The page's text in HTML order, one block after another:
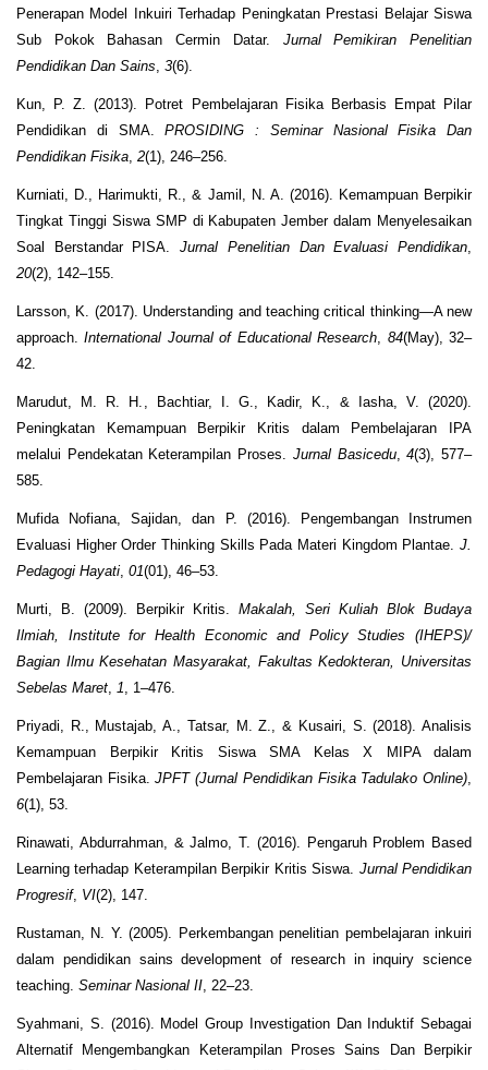
Penerapan Model Inkuiri Terhadap Peningkatan Prestasi Belajar Siswa
Sub Pokok Bahasan Cermin Datar. Jurnal Pemikiran Penelitian
Pendidikan Dan Sains, 3(6).
Kun, P. Z. (2013). Potret Pembelajaran Fisika Berbasis Empat Pilar
Pendidikan di SMA.PROSIDING : Seminar Nasional Fisika Dan
Pendidikan Fisika, 2(1), 246–256.
Kurniati, D., Harimukti, R., & Jamil, N. A. (2016). Kemampuan Berpikir
Tingkat Tinggi Siswa SMP di Kabupaten Jember dalam Menyelesaikan
Soal Berstandar PISA.Jurnal Penelitian Dan Evaluasi Pendidikan,
20(2), 142–155.
Larsson, K. (2017). Understanding and teaching critical thinking—A new
approach.International Journal of Educational Research, 84(May), 32–
42.
Marudut, M. R. H., Bachtiar, I. G., Kadir, K., & Iasha, V. (2020).
Peningkatan Kemampuan Berpikir Kritis dalam Pembelajaran IPA
melalui Pendekatan Keterampilan Proses. Jurnal Basicedu,4(3), 577–
585.
Mufida Nofiana, Sajidan, dan P. (2016). Pengembangan Instrumen
Evaluasi Higher Order Thinking Skills Pada Materi Kingdom Plantae. J.
Pedagogi Hayati, 01(01), 46–53.
Murti, B. (2009). Berpikir Kritis. Makalah, Seri Kuliah Blok Budaya
Ilmiah, Institute for Health Economic and Policy Studies (IHEPS)/
Bagian Ilmu Kesehatan Masyarakat, Fakultas Kedokteran, Universitas
Sebelas Maret, 1, 1–476.
Priyadi, R., Mustajab, A., Tatsar, M. Z., & Kusairi, S. (2018). Analisis
Kemampuan Berpikir Kritis Siswa SMA Kelas X MIPA dalam
Pembelajaran Fisika.JPFT (Jurnal Pendidikan Fisika Tadulako Online),
6(1), 53.
Rinawati, Abdurrahman, & Jalmo, T. (2016). Pengaruh Problem Based
Learning terhadap Keterampilan Berpikir Kritis Siswa. Jurnal Pendidikan
Progresif, VI(2), 147.
Rustaman, N. Y. (2005). Perkembangan penelitian pembelajaran inkuiri
dalam pendidikan sains development of research in inquiry science
teaching. Seminar Nasional II, 22–23.
Syahmani, S. (2016). Model Group Investigation Dan Induktif Sebagai
Alternatif Mengembangkan Keterampilan Proses Sains Dan Berpikir